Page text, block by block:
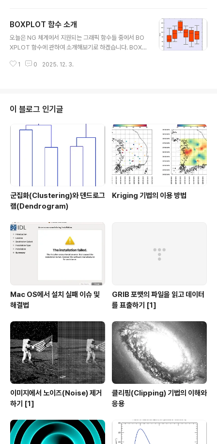
늘은 이러한 막대 차트(Bar Chart) 그림을 IDL에서 표출
하는 방법을 소개해보고자 합니다. 위의 그림은 당연히 ID
L로 표출한 것이며 그 과정을 지금부터 살펴보겠습니다. 먼
니다. cats = ['very bad', 'bad', 'not bad', 'good', 'v
BOXPLOT 함수 소개
오늘은 NG 체계에서 지원되는 그래픽 함수들 중에서 BO
XPLOT 함수에 관하여 소개해보기로 하겠습니다. BOXP
나중에 도입된 경우에 속하며 IDL 8.2.2 버전에서부터 지
흔히 사용되는 표출 형태로서 최소값(Minimum), 1사분위
값(25% Quartile), 2사분위값(50% Quartile or Medi
an), 3사분위값(75% Quartile), 최대값(Maximum) 등
의 5종의 통계값들을 박스 및 에러바(box and error ba
1 0 2025. 12. 3.
이 블로그 인기글
군집화(Clustering)와 덴드로그
램(Dendrogram)
Kriging 기법의 이용 방법
Mac OS에서 설치 실패 이슈 및
해결법
GRIB 포맷의 파일을 읽고 데이터
를 표출하기 [1]
이미지에서 노이즈(Noise) 제거
하기 [1]
클리핑(Clipping) 기법의 이해와
응용